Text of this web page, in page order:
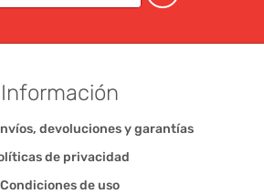
Información
devoluciones y garantías
de privacidad
Condiciones de uso